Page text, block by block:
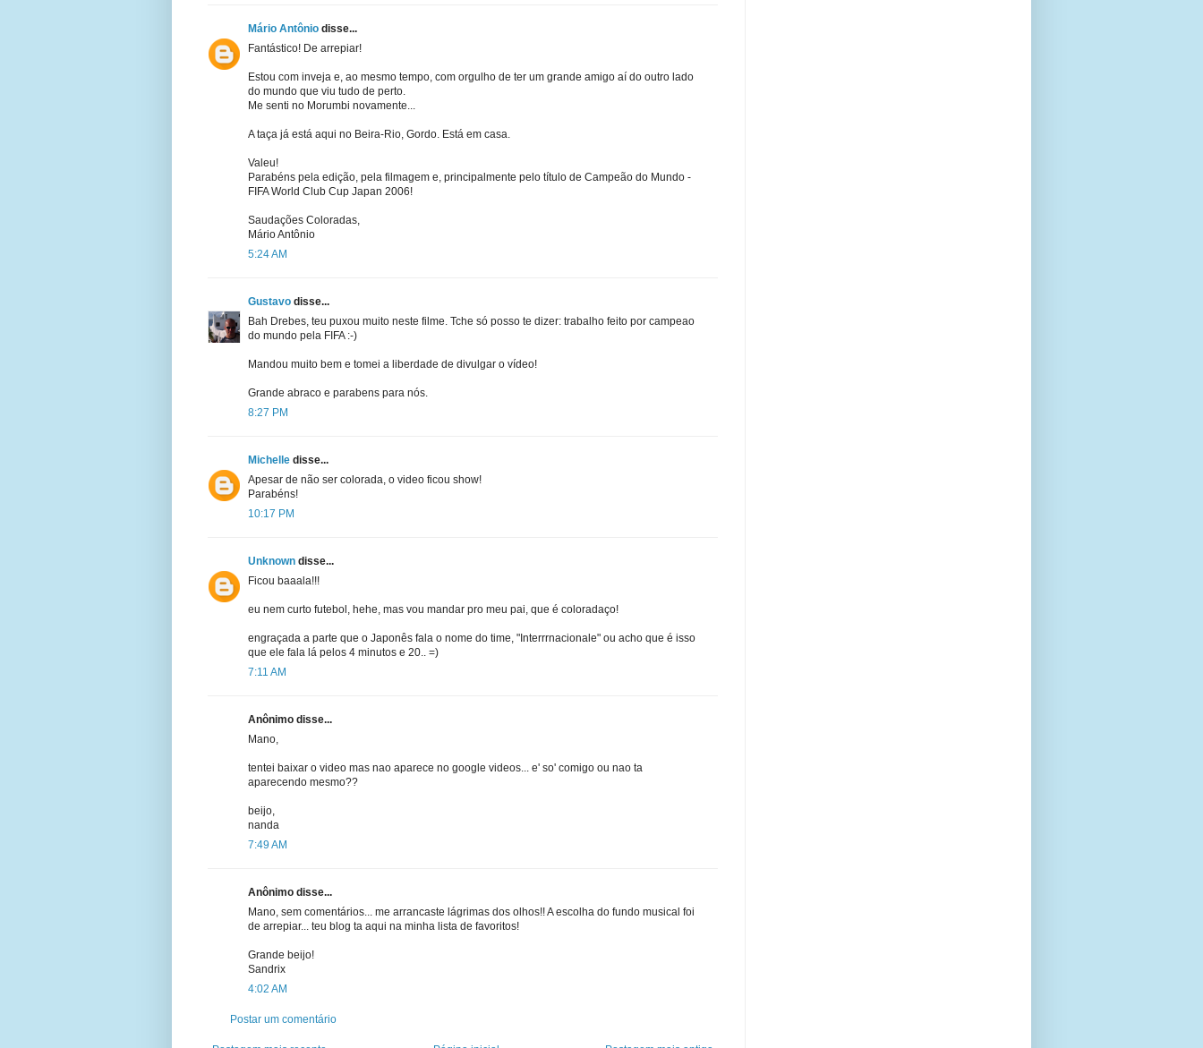
Mário Antônio disse...
Fantástico! De arrepiar!
Estou com inveja e, ao mesmo tempo, com orgulho de ter um grande amigo aí do outro lado
do mundo que viu tudo de perto.
Me senti no Morumbi novamente...
A taça já está aqui no Beira-Rio, Gordo. Está em casa.
Valeu!
Parabéns pela edição, pela filmagem e, principalmente pelo título de Campeão do Mundo -
FIFA World Club Cup Japan 2006!
Saudações Coloradas,
Mário Antônio
5:24 AM
Gustavo disse...
Bah Drebes, teu puxou muito neste filme. Tche só posso te dizer: trabalho feito por campeao
do mundo pela FIFA :-)
Mandou muito bem e tomei a liberdade de divulgar o vídeo!
Grande abraco e parabens para nós.
8:27 PM
Michelle disse...
Apesar de não ser colorada, o video ficou show!
Parabéns!
10:17 PM
Unknown disse...
Ficou baaala!!!
eu nem curto futebol, hehe, mas vou mandar pro meu pai, que é coloradaço!
engraçada a parte que o Japonês fala o nome do time, "Interrrnacionale" ou acho que é isso
que ele fala lá pelos 4 minutos e 20.. =)
7:11 AM
Anônimo disse...
Mano,
tentei baixar o video mas nao aparece no google videos... e' so' comigo ou nao ta
aparecendo mesmo??
beijo,
nanda
7:49 AM
Anônimo disse...
Mano, sem comentários... me arrancaste lágrimas dos olhos!! A escolha do fundo musical foi
de arrepiar... teu blog ta aqui na minha lista de favoritos!
Grande beijo!
Sandrix
4:02 AM
Postar um comentário